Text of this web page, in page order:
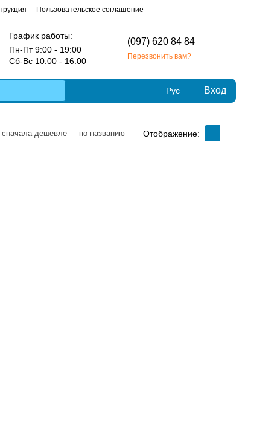
Пользовательское соглашение
График работы:
Пн-Пт 9:00 - 19:00
Сб-Вс 10:00 - 16:00
(097) 620 84 84
Перезвонить вам?
Рус Вход
сначала дешевле по названию Отображение: